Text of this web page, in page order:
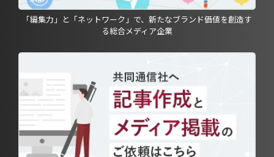
「編集力」と「ネットワーク」で、新たなブランド価値を創造す
る総合メディア企業